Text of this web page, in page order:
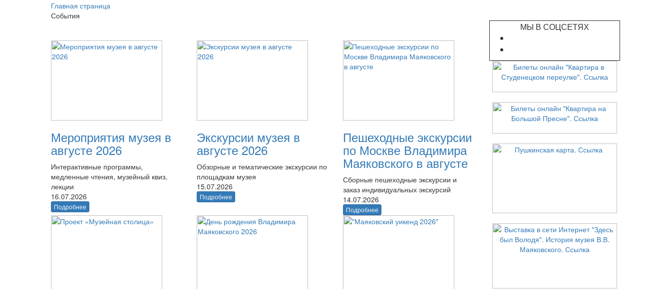
Главная страница
События
Мероприятия музея в
августе 2026
Интерактивные программы,
медленные чтения, музейный квиз,
лекции
16.07.2026
Подробнее
Экскурсии музея в
августе 2026
Обзорные и тематические экскурсии по
площадкам музея
15.07.2026
Подробнее
Пешеходные экскурсии
по Москве Владимира
Маяковского в августе
Сборные пешеходные экскурсии и
заказ индивидуальных экскурсий
14.07.2026
Подробнее
МЫ В СОЦСЕТЯХ